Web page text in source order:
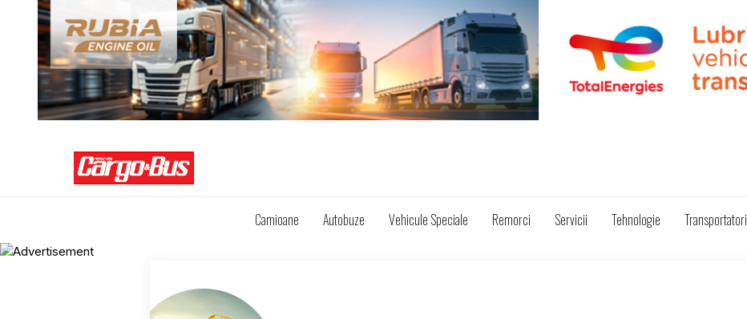
Camioane Autobuze Vehicule Speciale Remorci Servicii Tehnologie Transportatori